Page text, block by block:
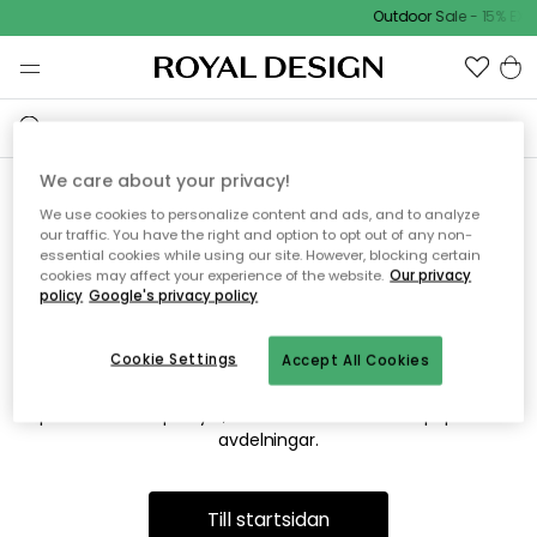
Outdoor Sale - 15%
Vi hittar tyvärr inte sidan du
söker
Detta kan bero på att sidan inte längre finns eller att den har
flyttats. Vi ber om ursäkt för besväret. I menyn ovan kan du
prova att söka på nytt, eller besöka en av våra populära
avdelningar.
Till startsidan
We care about your privacy!
We use cookies to personalize content and ads, and to analyze
our traffic. You have the right and option to opt out of any non-
essential cookies while using our site. However, blocking certain
cookies may affect your experience of the website. Our privacy
policy Google's privacy policy
Accept All Cookies
Cookie Settings